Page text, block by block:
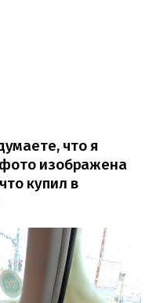
что я
изображена
купил в